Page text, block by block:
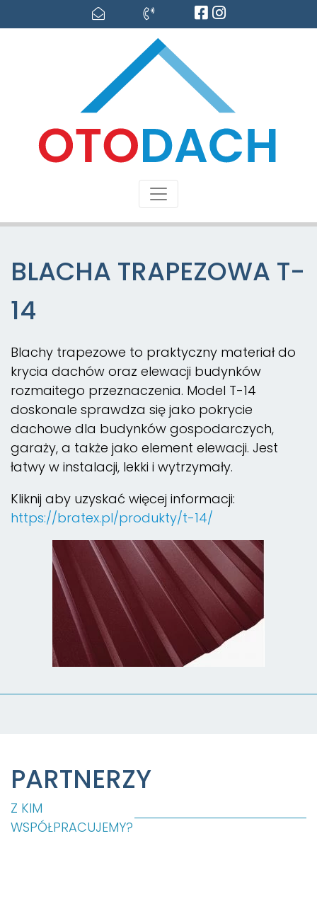
BLACHA TRAPEZOWA T-
14
Blachy trapezowe to praktyczny materiał do
krycia dachów oraz elewacji budynków
rozmaitego przeznaczenia. Model T-14
doskonale sprawdza się jako pokrycie
dachowe dla budynków gospodarczych,
garaży, a także jako element elewacji. Jest
łatwy w instalacji, lekki i wytrzymały.
Kliknij aby uzyskać więcej informacji:
https://bratex.pl/produkty/t-14/
PARTNERZY
Z KIM
WSPÓŁPRACUJEMY?